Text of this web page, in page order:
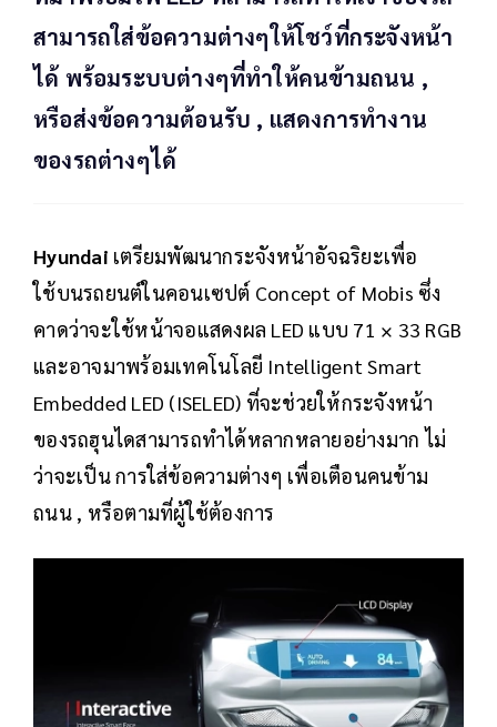
สามารถใส่ข้อความต่างๆให้โชว์ที่กระจังหน้า
ได้ พร้อมระบบต่างๆที่ทำให้คนข้ามถนน ,
หรือส่งข้อความต้อนรับ , แสดงการทำงาน
ของรถต่างๆได้
Hyundai เตรียมพัฒนากระจังหน้าอัจฉริยะเพื่อ
ใช้บนรถยนต์ในคอนเซปต์ Concept of Mobis ซึ่ง
คาดว่าจะใช้หน้าจอแสดงผล LED แบบ 71 × 33 RGB
และอาจมาพร้อมเทคโนโลยี Intelligent Smart
Embedded LED (ISELED) ที่จะช่วยให้กระจังหน้า
ของรถฮุนไดสามารถทำได้หลากหลายอย่างมาก ไม่
ว่าจะเป็น การใส่ข้อความต่างๆ เพื่อเตือนคนข้าม
ถนน ,​ หรือตามที่ผู้ใช้ต้องการ